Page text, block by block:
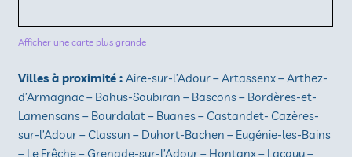
Afficher une carte plus grande
Villes à proximité :Aire-sur-l’Adour – Artassenx – Arthez-
d’Armagnac – Bahus-Soubiran – Bascons – Bordères-et-
Lamensans – Bourdalat – Buanes – Castandet- Cazères-
sur-l’Adour – Classun – Duhort-Bachen – Eugénie-les-Bains
– Le Frêche – Grenade-sur-l’Adour – Hontanx – Lacquy –